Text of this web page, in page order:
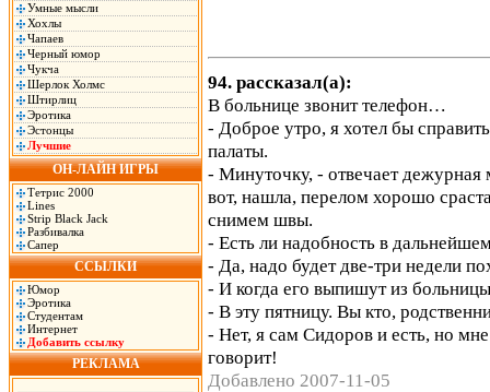
Умные мысли
Хохлы
Чапаев
Черный юмор
Чукча
Шерлок Холмс
Штирлиц
Эротика
Эстонцы
Лучшие
ОН-ЛАЙН ИГРЫ
Тетрис 2000
Lines
Strip Black Jack
Разбивалка
Сапер
ССЫЛКИ
Юмор
Эротика
Студентам
Интернет
Добавить ссылку
РЕКЛАМА
94. рассказал(а):
В больнице звонит телефон…
- Доброе утро, я хотел бы
палаты.
- Минуточку, - отвечает
вот, нашла, перелом хорошо
снимем швы.
- Есть ли надобность в
- Да, надо будет две-три недели
- И когда его выпишут из
- В эту пятницу. Вы кто,
- Нет, я сам Сидоров и есть, но
говорит!
Добавлено 2007-11-05